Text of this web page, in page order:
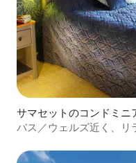
サマセットのコンドミニ
バス／ウェルズ近く、リ